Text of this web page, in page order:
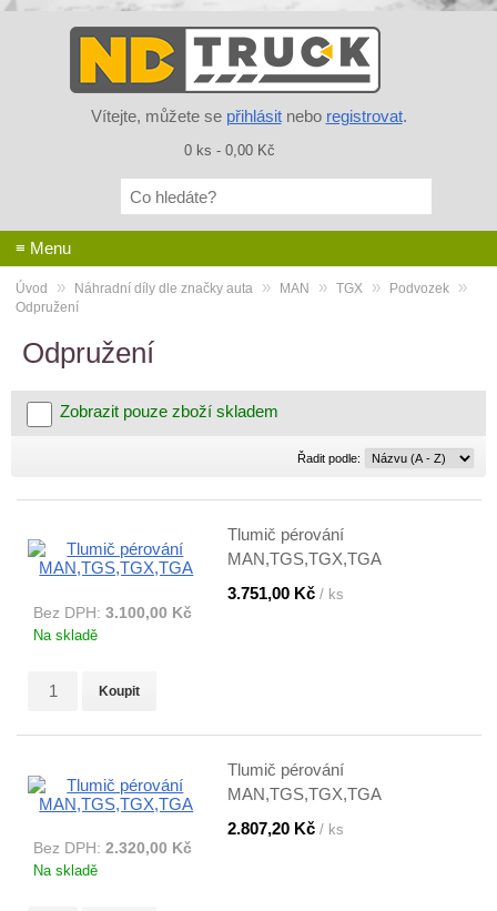
Vítejte, můžete se přihlásitnebo registrovat.
0 ks - 0,00 Kč
≡ Menu
Úvod » Náhradní díly dle značky auta » MAN » TGX » Podvozek »
Odpružení
Odpružení
Zobrazit pouze zboží skladem
Řadit podle: Řadit
podle:
Tlumič pérování
MAN,TGS,TGX,TGA
3.751,00 Kč / ks
Bez DPH: 3.100,00 Kč
Na skladě
Koupit
Tlumič pérování
MAN,TGS,TGX,TGA
2.807,20 Kč / ks
Bez DPH: 2.320,00 Kč
Na skladě